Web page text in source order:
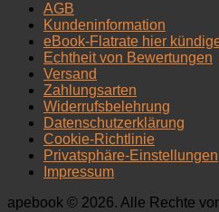
AGB
Kundeninformation
eBook-Flatrate hier
Echtheit von Bewertungen
Versand
Zahlungsarten
Widerrufsbelehrung
Datenschutzerklärung
Cookie-Richtlinie
Privatsphäre-Einstellungen
Impressum
apebook © 2026. Alle Rechte